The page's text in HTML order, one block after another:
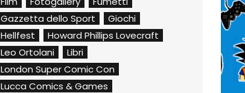
Gazzetta dello Sport
Giochi
Hellfest
Howard Phillips Lovecraft
Leo Ortolani
Libri
London Super Comic Con
Lucca Comics & Games